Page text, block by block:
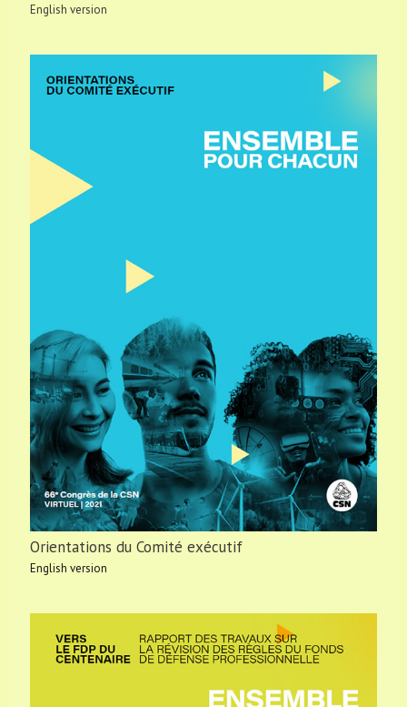
English version
Orientations du Comité exécutif
English version